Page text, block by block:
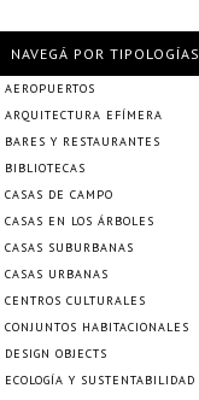
NAVEGÁ POR TIPOLOGÍAS
AEROPUERTOS
ARQUITECTURA EFÍMERA
BARES Y RESTAURANTES
BIBLIOTECAS
CASAS DE CAMPO
CASAS EN LOS ÁRBOLES
CASAS SUBURBANAS
CASAS URBANAS
CENTROS CULTURALES
CONJUNTOS HABITACIONALES
DESIGN OBJECTS
ECOLOGÍA Y SUSTENTABILIDAD